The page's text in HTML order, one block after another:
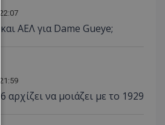
ΑΕΛ για Dame Gueye;
αρχίζει να μοιάζει με το 1929